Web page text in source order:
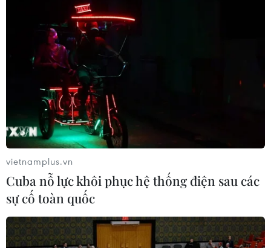
Theo dõi VietnamPlus
TIN LIÊN QUAN
vietnamplus.vn
Cuba nỗ lực khôi phục hệ thống điện sau các
sự cố toàn quốc